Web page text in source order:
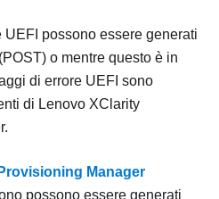
UEFI possono essere generati
o mentre questo è in
di errore UEFI sono
di Lenovo XClarity
Manager
possono essere generati